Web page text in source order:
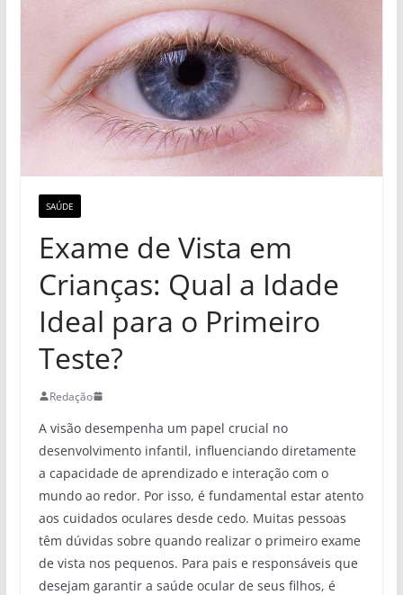
SAÚDE
Exame de Vista em
Crianças: Qual a Idade
Ideal para o Primeiro
Teste?
Redação
A visão desempenha um papel crucial no
desenvolvimento infantil, influenciando diretamente
a capacidade de aprendizado e interação com o
mundo ao redor. Por isso, é fundamental estar atento
aos cuidados oculares desde cedo. Muitas pessoas
têm dúvidas sobre quando realizar o primeiro exame
de vista nos pequenos. Para pais e responsáveis que
desejam garantir a saúde ocular de seus filhos, é